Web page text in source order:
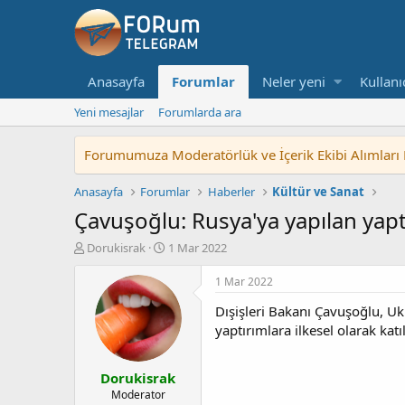
Anasayfa Forumlar Neler yeni
Yeni mesajlar Forumlarda ara
Forumumuza Moderatörlük ve İçerik Ekibi
Anasayfa Forumlar Haberler Kültür ve Sanat
Çavuşoğlu: Rusya'ya yapılan
K
Dorukisrak
B
a
n
g
ç
1 Mar 2022
Dorukisrak
Moderator
1 Mar 2022
Dışişleri Bakanı Çavuşoğlu,
yaptırımlara ilkesel olarak